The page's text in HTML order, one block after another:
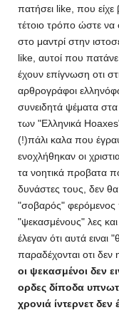
πατήσει like, που είχε
τέτοιο τρόπο ώστε να
στο μαντρί στην
like, αυτοί που
έχουν επίγνωση οτι
αρθρογράφοι
συνειδητά ψέματα
των "Ελληνικά
(!)πάλι καλα που
ενοχλήθηκαν οι
τα νοητικά προβατα
δυνάστες τους, δεν θα
"σοβαρός" φερόμενος
"ψεκασμένους" λες και
έλεγαν ότι αυτά
παραδέχονται οτι δεν
οι ψεκασμένοι δεν
ορδες δίποδα
χρονιά ίντερνετ δεν